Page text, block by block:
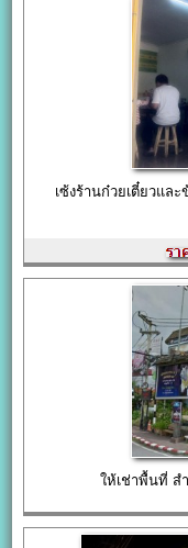
เซ้งร้านก๋วยเตี๋ยวแล
ให้เช่าพื้นที่ ส